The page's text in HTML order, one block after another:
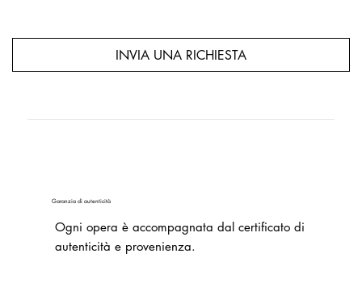
INVIA UNA RICHIESTA
Garanzia di autenticità
Ogni opera è accompagnata dal certificato di
autenticità e provenienza.